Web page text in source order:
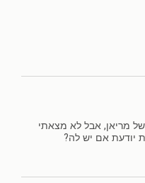
של מריאן, אבל לא מצאתי
יודעת אם יש לה?